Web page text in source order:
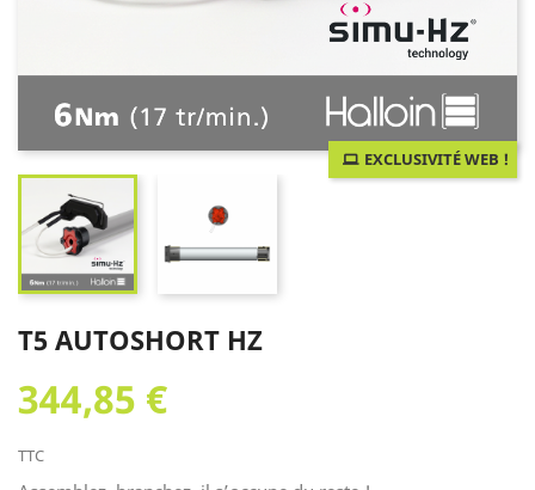
EXCLUSIVITÉ WEB !
T5 AUTOSHORT HZ
344,85 €
TTC